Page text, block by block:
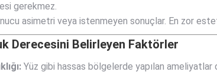
gerekmez.
asimetri veya istenmeyen sonuçlar. En zor
Derecesini Belirleyen Faktörler
Yüz gibi hassas bölgelerde yapılan ameliyatlar